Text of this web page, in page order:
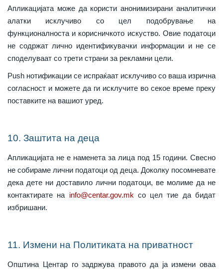
Апликацијата може да користи анонимизирани аналитички
алатки исклучиво со цел подобрување на
функционалноста и корисничкото искуство. Овие податоци
не содржат лично идентификувачки информации и не се
споделуваат со трети страни за рекламни цели.
Push нотификации се испраќаат исклучиво со ваша изрична
согласност и можете да ги исклучите во секое време преку
поставките на вашиот уред.
10. Заштита на деца
Апликацијата не е наменета за лица под 15 години. Свесно
не собираме лични податоци од деца. Доколку посомневате
дека дете ни доставило лични податоци, ве молиме да не
контактирате на info@centar.gov.mk со цел тие да бидат
избришани.
11. Измени на Политиката на приватност
Општина Центар го задржува правото да ја измени оваа